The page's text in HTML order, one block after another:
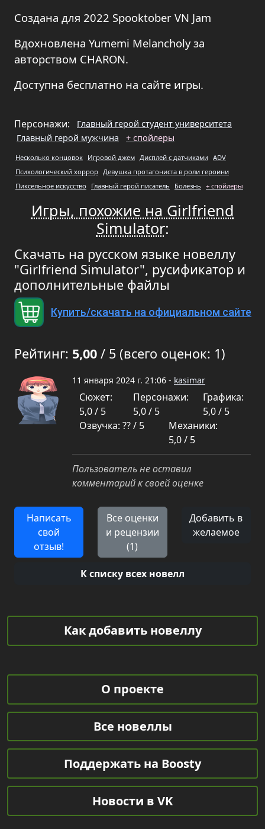
Создана для 2022 Spooktober VN Jam
Вдохновлена Yumemi Melancholy за
авторством CHARON.
Доступна бесплатно на сайте игры.
Персонажи:
Главный герой студент университета
Главный герой мужчина
+ спойлеры
Несколько концовок Игровой джем Дисплей с датчиками ADV
Психологический хоррор Девушка протагониста в роли героини
Пиксельное искусство Главный герой писатель Болезнь + спойлеры
Игры, похожие на Girlfriend
Simulator:
Скачать на русском языке новеллу
"Girlfriend Simulator", русификатор и
дополнительные файлы
Купить/скачать на официальном сайте
Рейтинг: 5,00 / 5 (всего оценок: 1)
11 января 2024 г. 21:06 - kasimar
Сюжет:
5,0 / 5
Персонажи:
5,0 / 5
Графика:
5,0 / 5
Озвучка: ?? / 5
Механики:
5,0 / 5
Пользователь не оставил
комментарий к своей оценке
Написать
свой
отзыв!
Все оценки
и рецензии
(1)
Добавить в
желаемое
К списку всех новелл
Как добавить новеллу
О проекте
Все новеллы
Поддержать на Boosty
Новости в VK